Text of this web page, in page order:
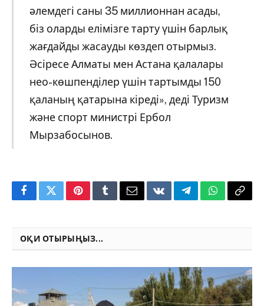
әлемдегі саны 35 миллионнан асады,
біз оларды елімізге тарту үшін барлық
жағдайды жасауды көздеп отырмыз.
Әсіресе Алматы мен Астана қалалары
нео-көшпенділер үшін тартымды 150
қаланың қатарына кіреді», деді Туризм
және спорт министрі Ербол
Мырзабосынов.
FacebookTwitterPinterestTumblrEmailVKontakteTelegramWhatsApp
Copy
ОҚИ ОТЫРЫҢЫЗ...